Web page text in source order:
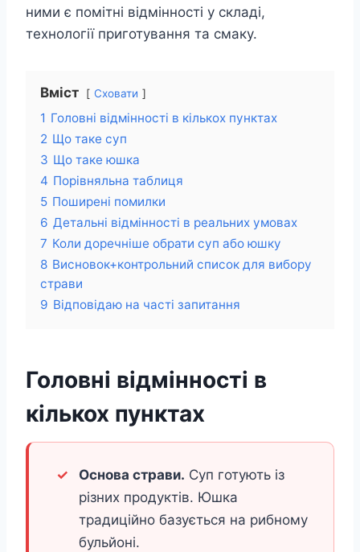
ними є помітні відмінності у складі,
технології приготування та смаку.
Вміст Сховати
1 Головні відмінності в кількох пунктах
2 Що таке суп
3 Що таке юшка
4 Порівняльна таблиця
5 Поширені помилки
6 Детальні відмінності в реальних умовах
7 Коли доречніше обрати суп або юшку
8 Висновок+контрольний список для вибору
страви
9 Відповідаю на часті запитання
Головні відмінності в
кількох пунктах
Основа страви. Суп готують із
різних продуктів. Юшка
традиційно базується на рибному
бульйоні.